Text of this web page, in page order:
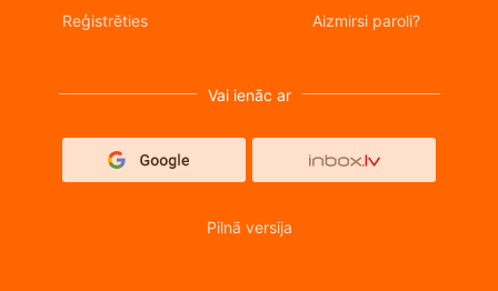
Reģistrēties Aizmirsi paroli?
Vai ienāc ar
Pilnā versija